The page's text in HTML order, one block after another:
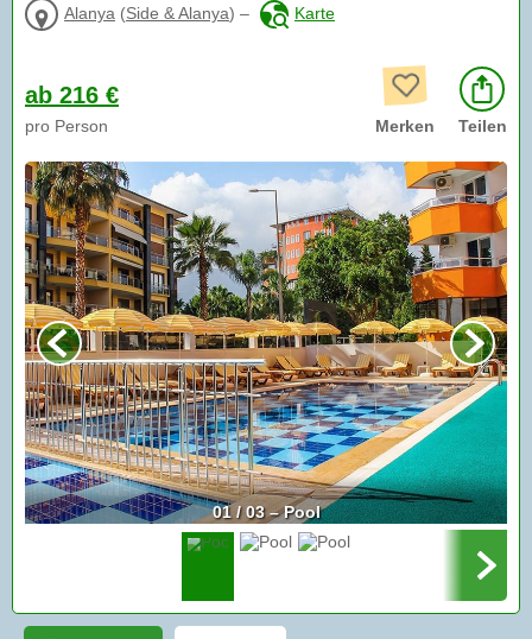
Alanya (Side & Alanya) – Karte
ab 216 €
pro Person Merken Teilen
01 / 03 – Pool